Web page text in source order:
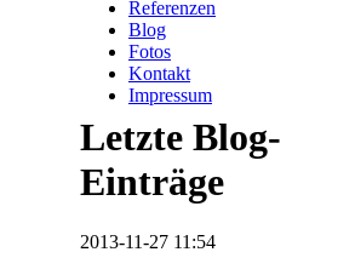
Referenzen
Blog
Fotos
Kontakt
Impressum
Letzte Blog-
Einträge
2013-11-27 11:54